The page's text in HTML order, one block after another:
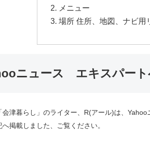
メニュー
場所 住所、地図、ナビ用
ニュース エキスパート
会津暮らし」のライター、R(アール)は、
掲載しました、ご覧ください。